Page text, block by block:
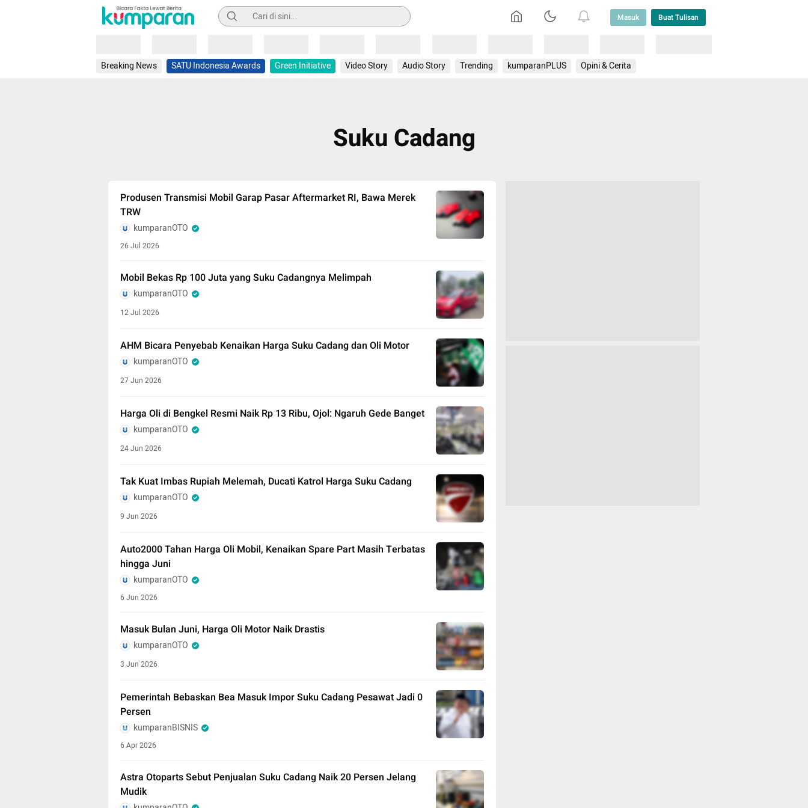
Pencarian Masuk Buat Tulisan
Breaking News SATU Indonesia Awards Green Initiative Video Story Audio Story Trending kumparanPLUS Opini & Cerita
Suku Cadang
Produsen Transmisi Mobil Garap Pasar Aftermarket RI, Bawa Merek
TRW
kumparanOTO
26 Jul 2026
Mobil Bekas Rp 100 Juta yang Suku Cadangnya Melimpah
kumparanOTO
12 Jul 2026
AHM Bicara Penyebab Kenaikan Harga Suku Cadang dan Oli Motor
kumparanOTO
27 Jun 2026
Harga Oli di Bengkel Resmi Naik Rp 13 Ribu, Ojol: Ngaruh Gede Banget
kumparanOTO
24 Jun 2026
Tak Kuat Imbas Rupiah Melemah, Ducati Katrol Harga Suku Cadang
kumparanOTO
9 Jun 2026
Auto2000 Tahan Harga Oli Mobil, Kenaikan Spare Part Masih Terbatas
hingga Juni
kumparanOTO
6 Jun 2026
Masuk Bulan Juni, Harga Oli Motor Naik Drastis
kumparanOTO
3 Jun 2026
Pemerintah Bebaskan Bea Masuk Impor Suku Cadang Pesawat Jadi 0
Persen
kumparanBISNIS
6 Apr 2026
Astra Otoparts Sebut Penjualan Suku Cadang Naik 20 Persen Jelang
Mudik